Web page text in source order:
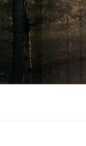
Skip
to
content